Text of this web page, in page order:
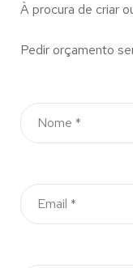
À procura de criar
Pedir orçamento